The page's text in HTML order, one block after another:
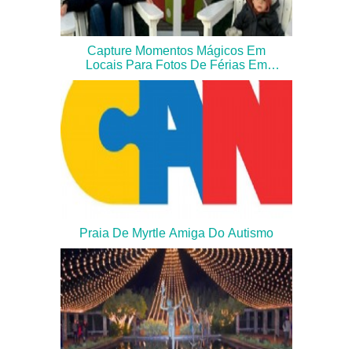
Capture Momentos Mágicos Em
Locais Para Fotos De Férias Em
Myrtle Beach
Praia De Myrtle Amiga Do Autismo